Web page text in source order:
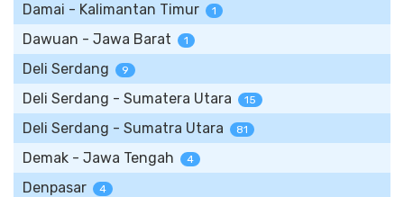
Damai - Kalimantan Timur 1
Dawuan - Jawa Barat 1
Deli Serdang 9
Deli Serdang - Sumatera Utara 15
Deli Serdang - Sumatra Utara 81
Demak - Jawa Tengah 4
Denpasar 4